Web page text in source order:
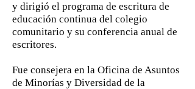
y dirigió el programa de escritura de
educación continua del colegio
comunitario y su conferencia anual de
escritores.
Fue consejera en la Oficina de Asuntos
de Minorías y Diversidad de la